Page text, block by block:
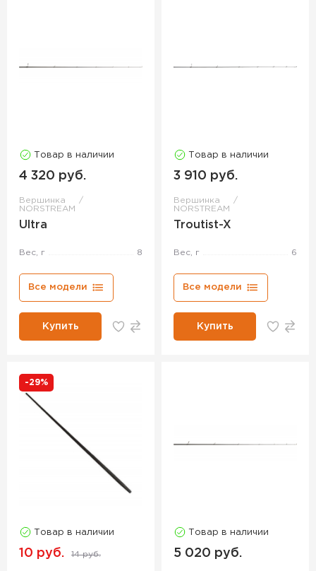
Товар в наличии
4 320 руб.
Вершинка
NORSTREAM
Ultra
Вес, г 8
Все модели
Купить
Товар в наличии
3 910 руб.
Вершинка
NORSTREAM
Troutist-X
Вес, г 6
Все модели
Купить
-29%
Товар в наличии
10 руб. 14 руб.
Товар в наличии
5 020 руб.